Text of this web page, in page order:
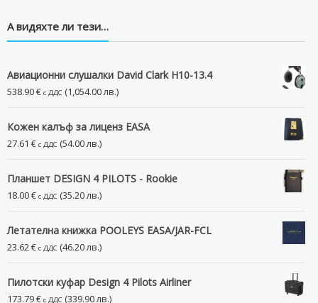
А видяхте ли тези…
Авиационни слушалки David Clark H10-13.4
538.90€ с ДДС (1,054.00 лв.)
Кожен калъф за лиценз EASA
27.61 € с ДДС (54.00 лв.)
Планшет DESIGN 4 PILOTS - Rookie
18.00€ с ДДС (35.20 лв.)
Летателна книжка POOLEYS EASA/JAR-FCL
23.62€ с ДДС (46.20 лв.)
Пилотски куфар Design 4 Pilots Airliner
173.79€ с ДДС (339.90 лв.)